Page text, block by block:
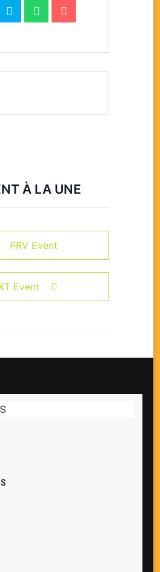
À LA UNE
PRV Event
Event